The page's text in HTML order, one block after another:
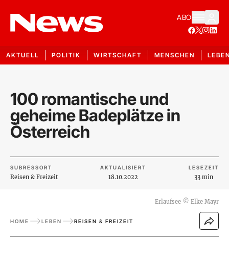
ABO
AKTUELL POLITIK WIRTSCHAFT MENSCHEN
100 romantische und
geheime Badeplätze in
Österreich
SUBRESSORT
Reisen & Freizeit
AKTUALISIERT
18.10.2022
LESEZEIT
33 min
Erlaufsee © Elke Mayr
HOME LEBEN REISEN & FREIZEIT